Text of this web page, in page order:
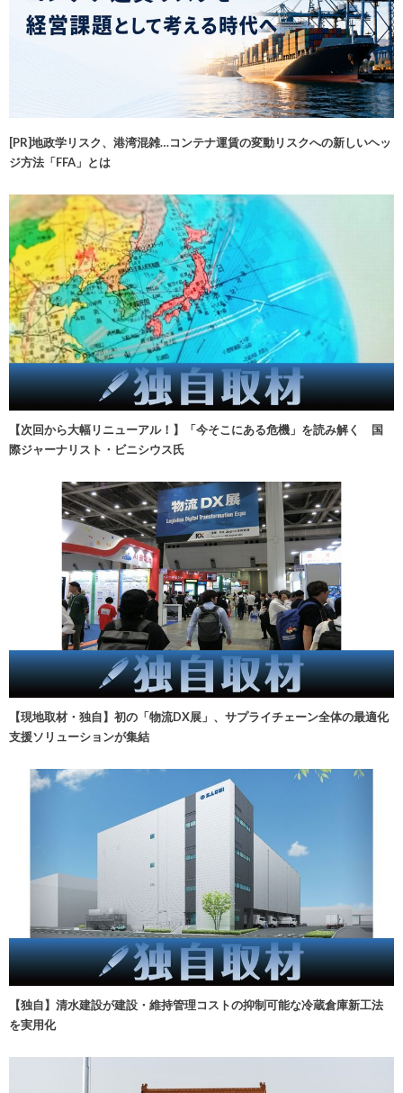
[PR]地政学リスク、港湾混雑…コンテナ運賃の変動リスクへの新しいヘッ
ジ方法「FFA」とは
【次回から大幅リニューアル！】「今そこにある危機」を読み解く 国
際ジャーナリスト・ビニシウス氏
【現地取材・独自】初の「物流DX展」、サプライチェーン全体の最適化
支援ソリューションが集結
【独自】清水建設が建設・維持管理コストの抑制可能な冷蔵倉庫新工法
を実用化